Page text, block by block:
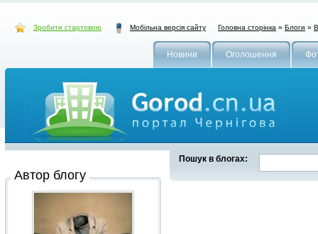
Зробити стартовою Мобільна версія сайту Головна сторінка » Блоги »
Новини Оголошення
Пошук в блогах:
Автор блогу